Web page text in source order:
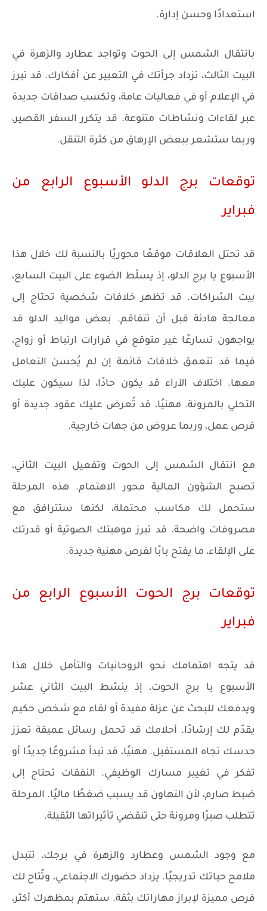
استعدادًا وحسن إدارة.
بانتقال الشمس إلى الحوت وتواجد عطارد والزهرة في
البيت الثالث، تزداد جرأتك في التعبير عن أفكارك. قد تبرز
في الإعلام أو في فعاليات عامة، وتكسب صداقات جديدة
عبر لقاءات ونشاطات متنوعة. قد يتكرر السفر القصير،
وربما ستشعر ببعض الإرهاق من كثرة التنقل.
توقعات برج الدلو الأسبوع الرابع من
فبراير
قد تحتل العلاقات موقعًا محوريًا بالنسبة لك خلال هذا
الأسبوع يا برج الدلو، إذ يسلّط الضوء على البيت السابع،
بيت الشراكات. قد تظهر خلافات شخصية تحتاج إلى
معالجة هادئة قبل أن تتفاقم. بعض مواليد الدلو قد
يواجهون تسارعًا غير متوقع في قرارات ارتباط أو زواج،
فيما قد تتعمق خلافات قائمة إن لم يُحسن التعامل
معها. اختلاف الآراء قد يكون حادًا، لذا سيكون عليك
التحلي بالمرونة. مهنيًا، قد تُعرض عليك عقود جديدة أو
فرص عمل، وربما عروض من جهات خارجية.
مع انتقال الشمس إلى الحوت وتفعيل البيت الثاني،
تصبح الشؤون المالية محور الاهتمام. هذه المرحلة
ستحمل لك مكاسب محتملة، لكنها ستترافق مع
مصروفات واضحة. قد تبرز موهبتك الصوتية أو قدرتك
على الإلقاء، ما يفتح بابًا لفرص مهنية جديدة.
توقعات برج الحوت الأسبوع الرابع من
فبراير
قد يتجه اهتمامك نحو الروحانيات والتأمل خلال هذا
الأسبوع يا برج الحوت، إذ ينشط البيت الثاني عشر
ويدفعك للبحث عن عزلة مفيدة أو لقاء مع شخص حكيم
يقدّم لك إرشادًا. أحلامك قد تحمل رسائل عميقة تعزز
حدسك تجاه المستقبل. مهنيًا، قد تبدأ مشروعًا جديدًا أو
تفكر في تغيير مسارك الوظيفي. النفقات تحتاج إلى
ضبط صارم، لأن التهاون قد يسبب ضغطًا ماليًا. المرحلة
تتطلب صبرًا ومرونة حتى تنقضي تأثيراتها الثقيلة.
مع وجود الشمس وعطارد والزهرة في برجك، تتبدل
ملامح حياتك تدريجيًا. يزداد حضورك الاجتماعي، وتُتاح لك
فرص مميزة لإبراز مهاراتك بثقة. ستهتم بمظهرك أكثر،